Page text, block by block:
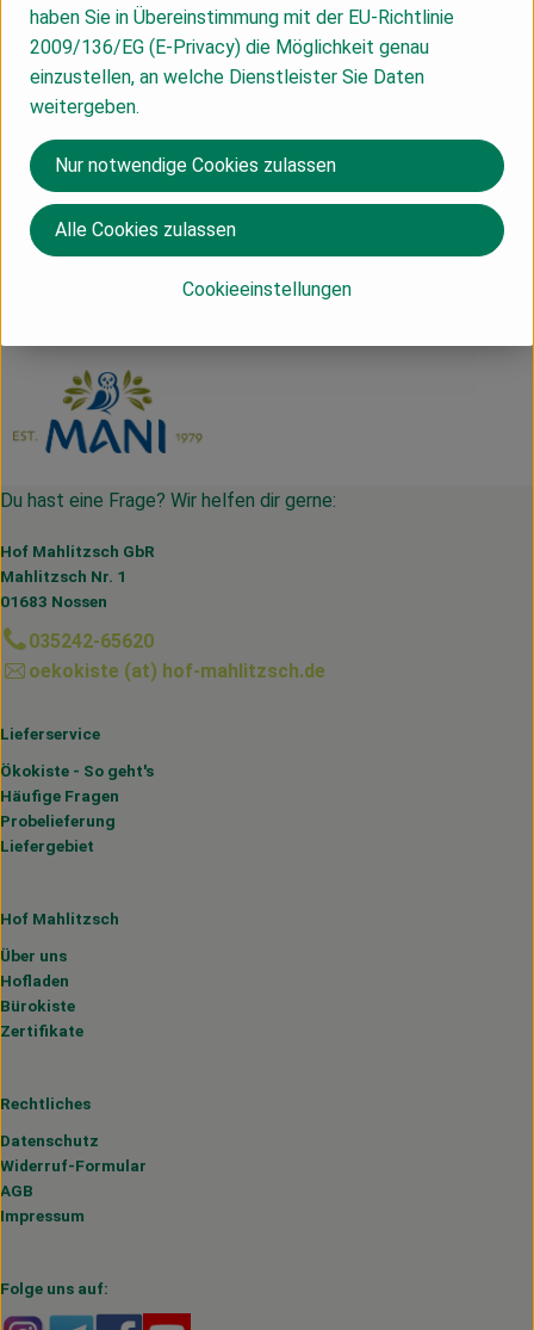
Nährwert-Info
Produktdatenblatt
Herkunft
Du hast eine Frage? Wir helfen dir gerne:
Hof Mahlitzsch GbR
Mahlitzsch Nr. 1
01683 Nossen
035242-65620
oekokiste (at) hof-mahlitzsch.de
Lieferservice
Ökokiste - So geht's
Häufige Fragen
Probelieferung
Liefergebiet
Hof Mahlitzsch
Über uns
Hofladen
Bürokiste
Zertifikate
Rechtliches
Datenschutz
Widerruf-Formular
AGB
Impressum
Folge uns auf:
haben Sie in Übereinstimmung mit der EU-Richtlinie
2009/136/EG (E-Privacy) die Möglichkeit genau
einzustellen, an welche Dienstleister Sie Daten
weitergeben.
Cookieeinstellungen
Nur notwendige Cookies zulassen
Alle Cookies zulassen